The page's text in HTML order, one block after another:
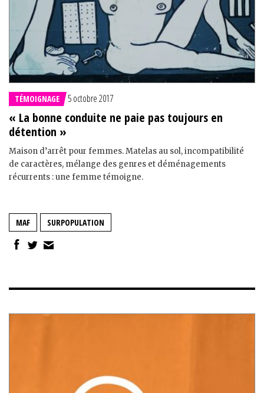
TÉMOIGNAGE 5 octobre 2017
« La bonne conduite ne paie pas toujours en
détention »
Maison d’arrêt pour femmes. Matelas au sol, incompatibilité
de caractères, mélange des genres et déménagements
récurrents : une femme témoigne.
MAF SURPOPULATION